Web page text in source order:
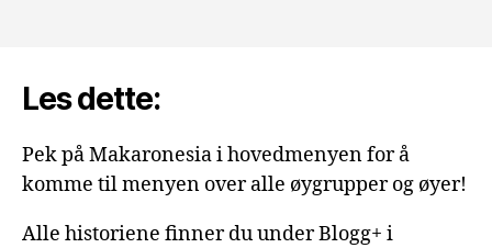
Les dette:
Pek på Makaronesia i hovedmenyen for å
komme til menyen over alle øygrupper og øyer!
Alle historiene finner du under Blogg+ i